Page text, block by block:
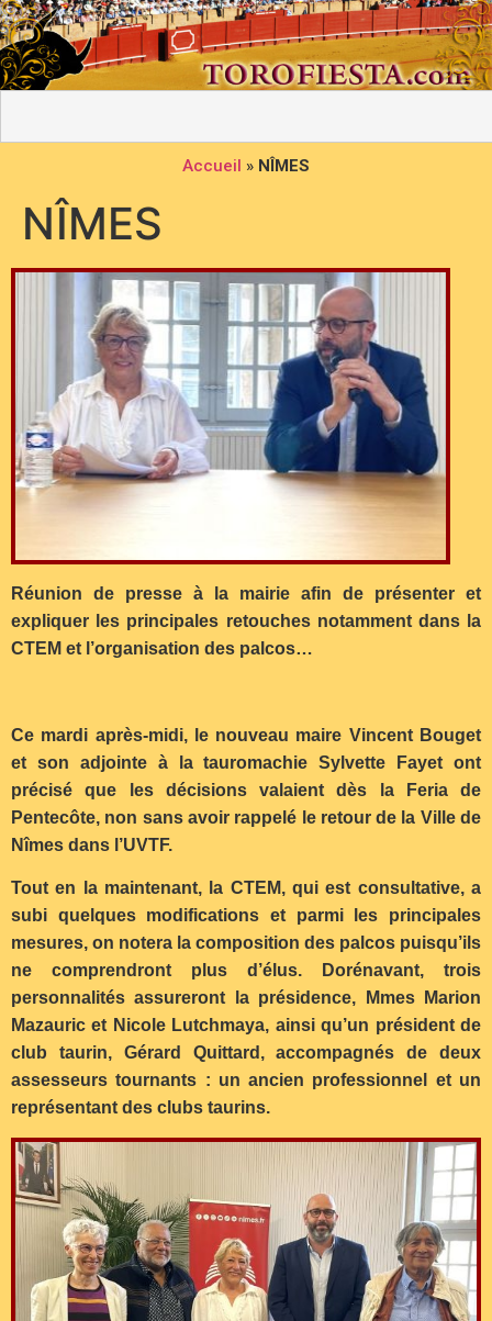
Accueil » NÎMES
NÎMES
Réunion de presse à la mairie afin de présenter et
expliquer les principales retouches notamment dans la
CTEM et l’organisation des palcos…
Ce mardi après-midi, le nouveau maire Vincent Bouget
et son adjointe à la tauromachie Sylvette Fayet ont
précisé que les décisions valaient dès la Feria de
Pentecôte, non sans avoir rappelé le retour de la Ville de
Nîmes dans l’UVTF.
Tout en la maintenant, la CTEM, qui est consultative, a
subi quelques modifications et parmi les principales
mesures, on notera la composition des palcos puisqu’ils
ne comprendront plus d’élus. Dorénavant, trois
personnalités assureront la présidence, Mmes Marion
Mazauric et Nicole Lutchmaya, ainsi qu’un président de
club taurin, Gérard Quittard, accompagnés de deux
assesseurs tournants : un ancien professionnel et un
représentant des clubs taurins.